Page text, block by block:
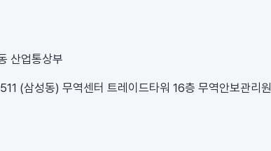
산업통상부
(삼성동) 무역센터 트레이드타워 16층 무역안보관리원